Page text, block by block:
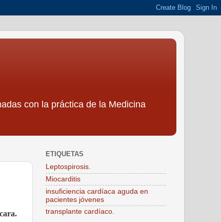
con la práctica de la Medicina
ETIQUETAS
Leptospirosis.
Miocarditis
insuficiencia cardíaca aguda en
pacientes jóvenes
transplante cardíaco.